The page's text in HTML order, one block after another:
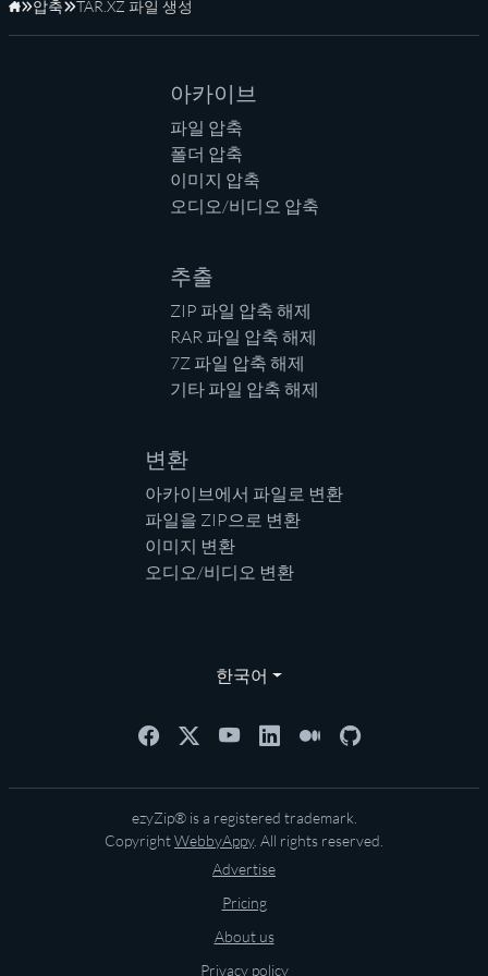
홈페이지
압축 TAR.XZ 파일 생성
아카이브
파일 압축
폴더 압축
이미지 압축
오디오/비디오 압축
추출
ZIP 파일 압축 해제
RAR 파일 압축 해제
7Z 파일 압축 해제
기타 파일 압축 해제
변환
아카이브에서 파일로 변환
파일을 ZIP으로 변환
이미지 변환
오디오/비디오 변환
한국어
ezyZip® is a registered trademark.
CopyrightWebbyAppy. All rights reserved.
Advertise
Pricing
About us
Privacy policy